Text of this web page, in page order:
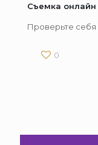
Съемка
Проверьте себя
0